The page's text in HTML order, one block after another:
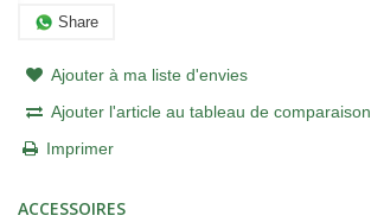
Share
Ajouter à ma liste d'envies
Ajouter l'article au tableau de comparaison
Imprimer
ACCESSOIRES